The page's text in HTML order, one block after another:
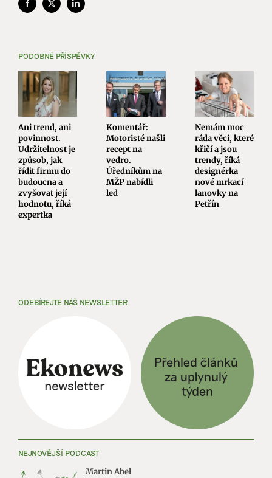
Facebook
X LinkedIn
PODOBNÉ PŘÍSPĚVKY
Ani trend, ani
povinnost.
Udržitelnost je
způsob, jak
řídit firmu do
budoucna a
zvyšovat její
hodnotu, říká
expertka
Komentář:
Motoristé našli
recept na
vedro.
Úředníkům na
MŽP nabídli
led
Nemám moc
ráda věci, které
křičí a jsou
trendy, říká
designérka
nové mrkací
lanovky na
Petřín
ODEBÍREJTE NÁŠ NEWSLETTER
NEJNOVĚJŠÍ PODCAST
Martin Abel